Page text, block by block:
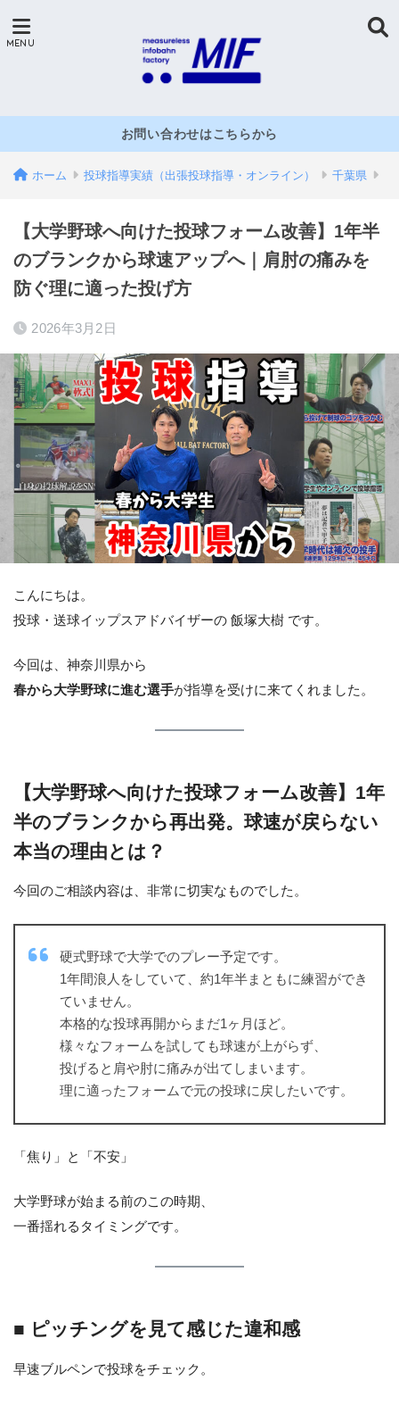
お問い合わせはこちらから
ホーム 投球指導実績（出張投球指導・オンライン） 千葉県
【大学野球へ向けた投球フォーム改善】1年半
のブランクから球速アップへ｜肩肘の痛みを
防ぐ理に適った投げ方
2026年3月2日
こんにちは。
投球・送球イップスアドバイザーの 飯塚大樹 です。
今回は、神奈川県から
春から大学野球に進む選手が指導を受けに来てくれました。
【大学野球へ向けた投球フォーム改善】1年
半のブランクから再出発。球速が戻らない
本当の理由とは？
今回のご相談内容は、非常に切実なものでした。
硬式野球で大学でのプレー予定です。
1年間浪人をしていて、約1年半まともに練習ができ
ていません。
本格的な投球再開からまだ1ヶ月ほど。
様々なフォームを試しても球速が上がらず、
投げると肩や肘に痛みが出てしまいます。
理に適ったフォームで元の投球に戻したいです。
「焦り」と「不安」
大学野球が始まる前のこの時期、
一番揺れるタイミングです。
■ ピッチングを見て感じた違和感
早速ブルペンで投球をチェック。